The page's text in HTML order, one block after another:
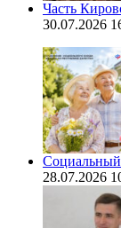
Часть
30.07.2026
Социальный
28.07.2026